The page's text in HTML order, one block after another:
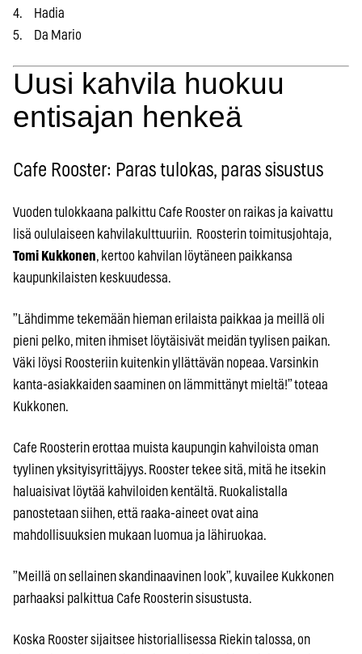
4. Hadia
5. Da Mario
Uusi kahvila huokuu
entisajan henkeä
Cafe Rooster: Paras tulokas, paras sisustus
Vuoden tulokkaana palkittu Cafe Rooster on raikas ja kaivattu
lisä oululaiseen kahvilakulttuuriin. Roosterin toimitusjohtaja,
Tomi Kukkonen, kertoo kahvilan löytäneen paikkansa
kaupunkilaisten keskuudessa.
”Lähdimme tekemään hieman erilaista paikkaa ja meillä oli
pieni pelko, miten ihmiset löytäisivät meidän tyylisen paikan.
Väki löysi Roosteriin kuitenkin yllättävän nopeaa. Varsinkin
kanta-asiakkaiden saaminen on lämmittänyt mieltä!” toteaa
Kukkonen.
Cafe Roosterin erottaa muista kaupungin kahviloista oman
tyylinen yksityisyrittäjyys. Rooster tekee sitä, mitä he itsekin
haluaisivat löytää kahviloiden kentältä. Ruokalistalla
panostetaan siihen, että raaka-aineet ovat aina
mahdollisuuksien mukaan luomua ja lähiruokaa.
”Meillä on sellainen skandinaavinen look”, kuvailee Kukkonen
parhaaksi palkittua Cafe Roosterin sisustusta.
Koska Rooster sijaitsee historiallisessa Riekin talossa, on